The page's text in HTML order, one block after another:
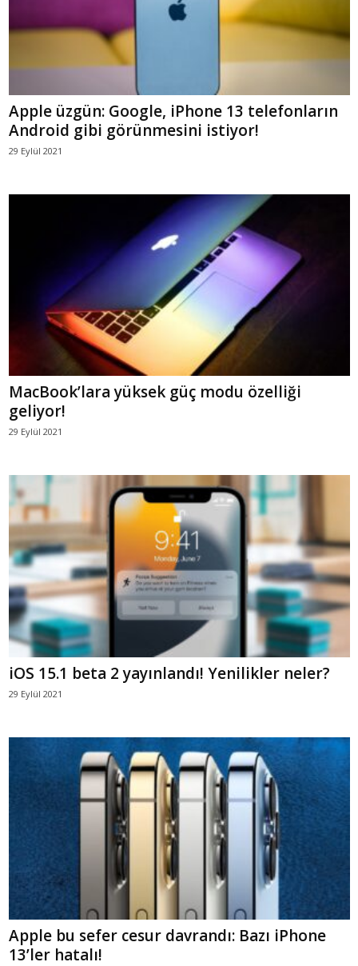
Apple üzgün: Google, iPhone 13 telefonların
Android gibi görünmesini istiyor!
29 Eylül 2021
MacBook’lara yüksek güç modu özelliği
geliyor!
29 Eylül 2021
iOS 15.1 beta 2 yayınlandı! Yenilikler neler?
29 Eylül 2021
Apple bu sefer cesur davrandı: Bazı iPhone
13’ler hatalı!